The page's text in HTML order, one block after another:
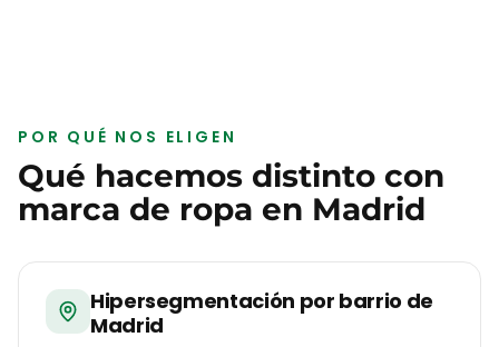
POR QUÉ NOS ELIGEN
Qué hacemos distinto con
marca de ropa en Madrid
Hipersegmentación por barrio de
Madrid